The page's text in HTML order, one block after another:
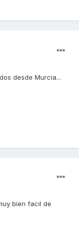
desde Murcia...
bien facil de